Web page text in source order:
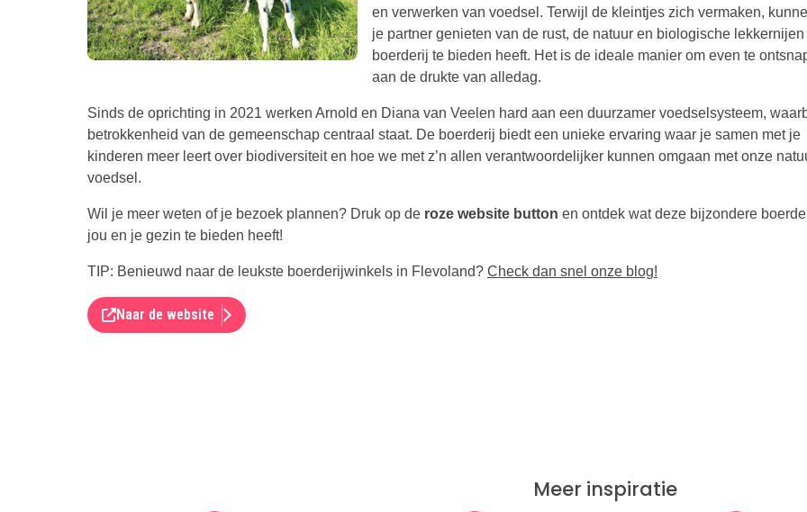
en verwerken van voedsel. Terwijl de kleintjes zich vermaken,
je partner genieten van de rust, de natuur en biologische
boerderij te bieden heeft. Het is de ideale manier om even te
aan de drukte van alledag.
Sinds de oprichting in 2021 werken Arnold en Diana van Veelen hard aan een duurzamer voedselsysteem,
betrokkenheid van de gemeenschap centraal staat. De boerderij biedt een unieke ervaring waar je samen met je
kinderen meer leert over biodiversiteit en hoe we met z’n allen verantwoordelijker kunnen omgaan met onze
voedsel.
Wil je meer weten of je bezoek plannen? Druk op de roze website button en ontdek wat deze bijzondere
jou en je gezin te bieden heeft!
TIP: Benieuwd naar de leukste boerderijwinkels in Flevoland? Check dan snel onze blog!
Naar de website
Meer inspiratie